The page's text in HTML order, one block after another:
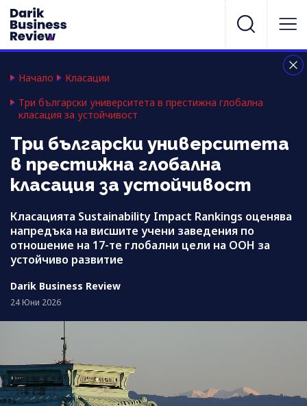
Начало
Класации
Три български университета в престижна глобална
класация за устойчивост
Три български университета
в престижна глобална
класация за устойчивост
Класацията Sustainability Impact Rankings оценява
напредъка на висшите учени заведения по
отношение на 17-те глобални цели на ООН за
устойчиво развитие
Darik Business Review
24 Юни 2026